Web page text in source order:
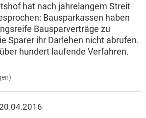
hat nach jahrelangem Streit
Bausparkassen haben
Bausparverträge zu
Sparer ihr Darlehen nicht abrufen.
hundert laufende Verfahren.